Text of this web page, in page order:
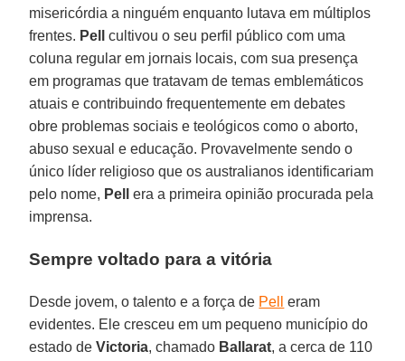
misericórdia a ninguém enquanto lutava em múltiplos
frentes. Pell
cultivou o seu perfil público com uma
coluna regular em jornais locais, com sua presença
em programas que tratavam de temas emblemáticos
atuais e contribuindo frequentemente em debates
obre problemas sociais e teológicos como o aborto,
abuso sexual e educação. Provavelmente sendo o
único líder religioso que os australianos identificariam
pelo nome, Pell
era a primeira opinião procurada pela
imprensa.
Sempre voltado para a vitória
Desde jovem, o talento e a força de Pell
eram
evidentes. Ele cresceu em um pequeno município do
estado deVictoria, chamado Ballarat, a cerca de 110